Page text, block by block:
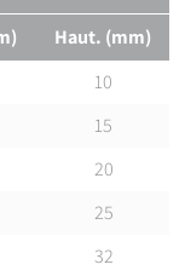
Haut. (mm)
10
15
20
25
32